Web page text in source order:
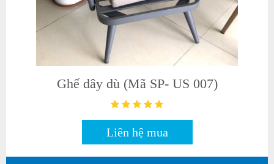
Ghế dây dù (Mã SP- US 009)
Liên hệ mua